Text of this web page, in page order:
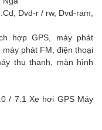
Cd, Dvd-r / rw, Dvd-ram,
hợp GPS, máy phát
phát FM, điện thoại
thu thanh, màn hình
/ 7.1 Xe hơi GPS Máy